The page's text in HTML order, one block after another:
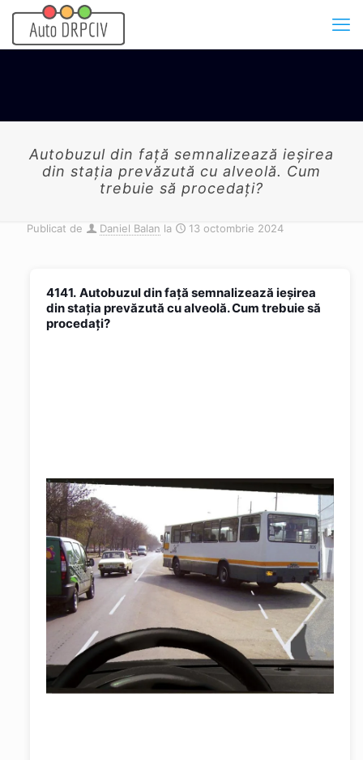
Autobuzul din față semnalizează ieșirea
din stația prevăzută cu alveolă. Cum
trebuie să procedați?
Publicat de Daniel Balan la 13 octombrie 2024
4141. Autobuzul din față semnalizează ieșirea
din stația prevăzută cu alveolă. Cum trebuie să
procedați?